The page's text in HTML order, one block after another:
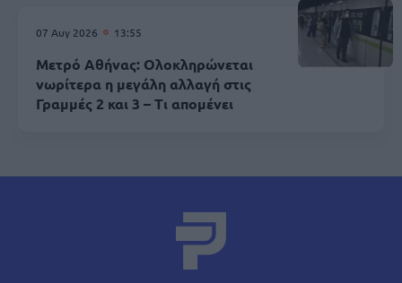
07 Αυγ 2026 13:55
Μετρό Αθήνας: Ολοκληρώνεται
νωρίτερα η μεγάλη αλλαγή στις
Γραμμές 2 και 3 – Τι απομένει